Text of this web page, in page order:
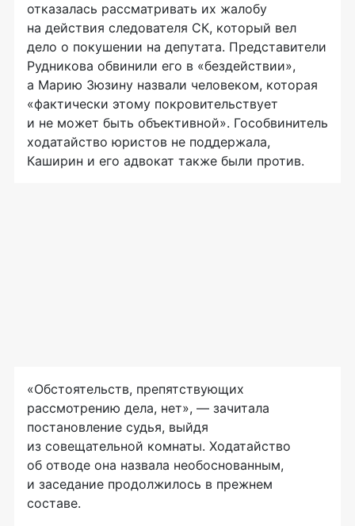
отказалась рассматривать их жалобу
на действия следователя СК, который вел
дело о покушении на депутата. Представители
Рудникова обвинили его в «бездействии»,
а Марию Зюзину назвали человеком, которая
«фактически этому покровительствует
и не может быть объективной». Гособвинитель
ходатайство юристов не поддержала,
Каширин и его адвокат также были против.
«Обстоятельств, препятствующих
рассмотрению дела, нет», — зачитала
постановление судья, выйдя
из совещательной комнаты. Ходатайство
об отводе она назвала необоснованным,
и заседание продолжилось в прежнем
составе.